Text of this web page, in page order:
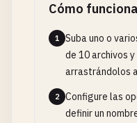
Cómo funciona
1
Suba uno o
de 10 archivos
arrastrándolos
2
Configure las
definir un